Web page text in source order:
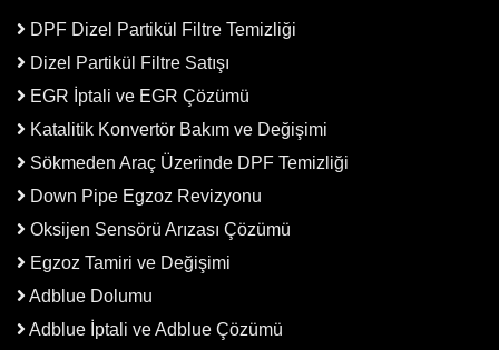
DPF Dizel Partikül Filtre Temizliği
Dizel Partikül Filtre Satışı
EGR İptali ve EGR Çözümü
Katalitik Konvertör Bakım ve Değişimi
Sökmeden Araç Üzerinde DPF Temizliği
Down Pipe Egzoz Revizyonu
Oksijen Sensörü Arızası Çözümü
Egzoz Tamiri ve Değişimi
Adblue Dolumu
Adblue İptali ve Adblue Çözümü